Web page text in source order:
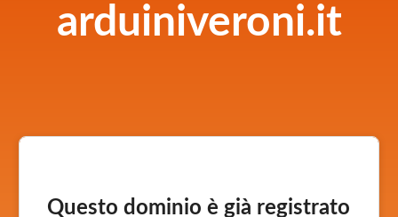
arduiniveroni.it
Questo dominio è già registrato